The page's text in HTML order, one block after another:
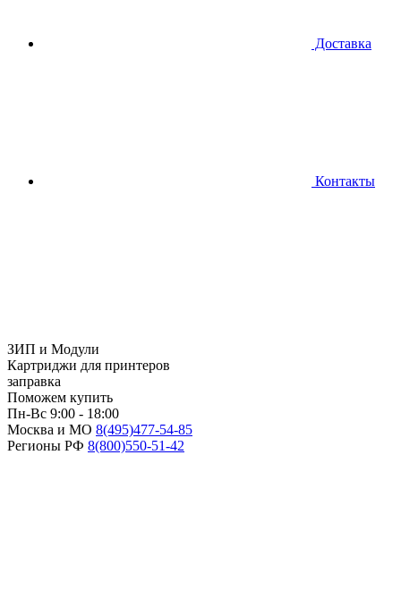
Доставка
Контакты
ЗИП и Модули
Картриджи для принтеров
заправка
Поможем купить
Пн-Вс 9:00 - 18:00
Москва и МО 8(495)477-54-85
Регионы РФ 8(800)550-51-42